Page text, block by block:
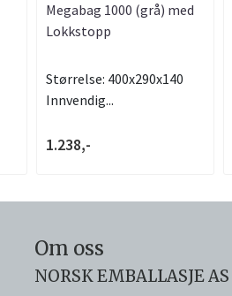
Megabag 1000 (grå) med
Lokkstopp
Størrelse: 400x290x140
Innvendig...
1.238,-
Om oss
NORSK EMBALLASJE AS